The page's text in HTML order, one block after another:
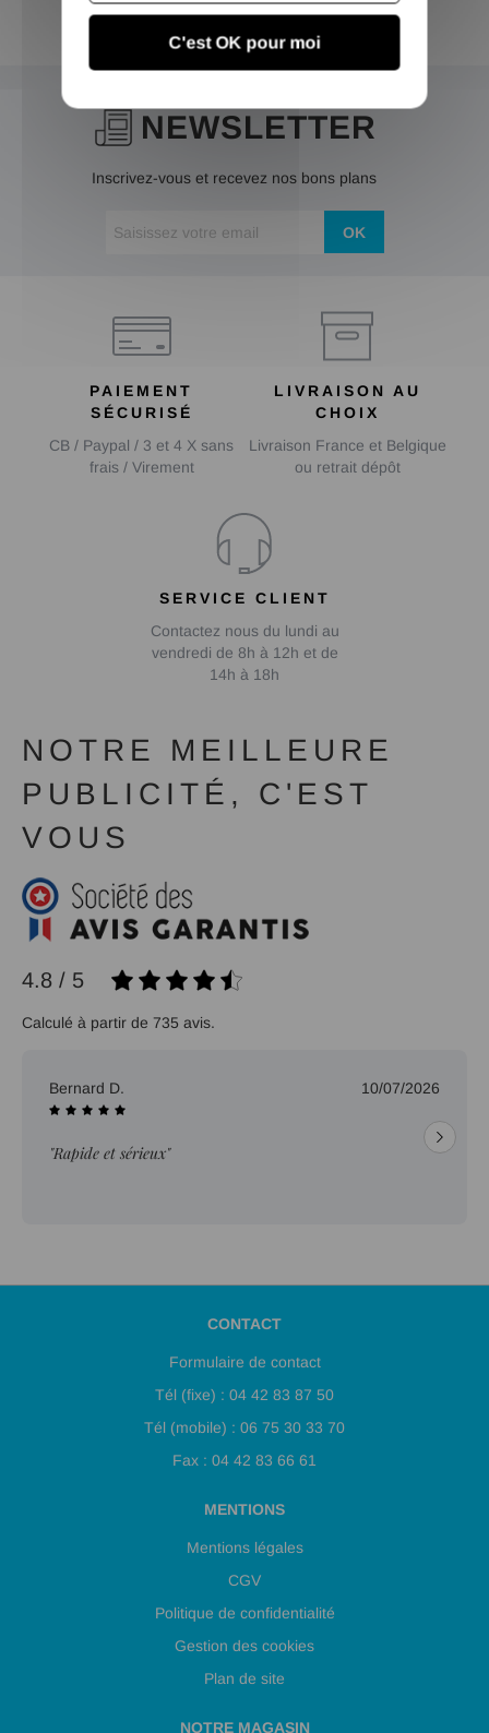
NEWSLETTER
Inscrivez-vous et recevez nos bons plans
OK
PAIEMENT
SÉCURISÉ
CB / Paypal / 3 et 4 X sans
frais / Virement
LIVRAISON AU
CHOIX
Livraison France et Belgique
ou retrait dépôt
SERVICE CLIENT
Contactez nous du lundi au
vendredi de 8h à 12h et de
14h à 18h
NOTRE MEILLEURE
PUBLICITÉ, C'EST
VOUS
4.8 / 5
Calculé à partir de 735 avis.
Bernard D. 10/07/2026
"Rapide et sérieux"
CONTACT
Formulaire de contact
Tél (fixe) : 04 42 83 87 50
Tél (mobile) : 06 75 30 33 70
Fax : 04 42 83 66 61
MENTIONS
Mentions légales
CGV
Politique de confidentialité
Gestion des cookies
Plan de site
NOTRE MAGASIN
C'est OK pour moi